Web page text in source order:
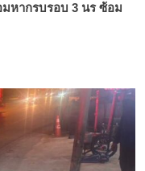
หากรบรอบ 3 นร ซ้อม